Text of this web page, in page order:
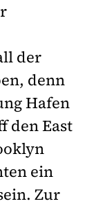
der
denn
Hafen
den East
ein
Zur